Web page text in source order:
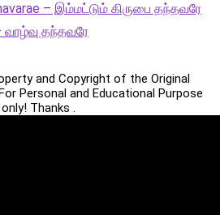
– இம்மட்டும் கிருபை தந்தவரே
வாழ்வு தந்தவரே
and Copyright of the Original
Personal and Educational Purpose
only! Thanks .